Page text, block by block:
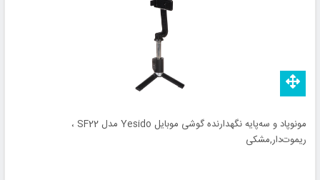
مونوپاد و سه‌پایه نگهدارنده گوشی موبایل Yesido مدل SF22 ،
ریموت‌دار,مشکی